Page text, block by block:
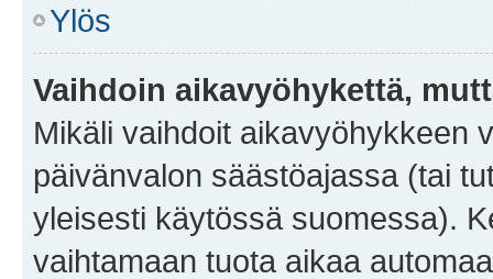
Ylös
Vaihdoin aikavyöhykettä,
Mikäli vaihdoit aikavyöhykkeen
päivänvalon säästöajassa (tai
yleisesti käytössä suomessa).
vaihtamaan tuota aikaa